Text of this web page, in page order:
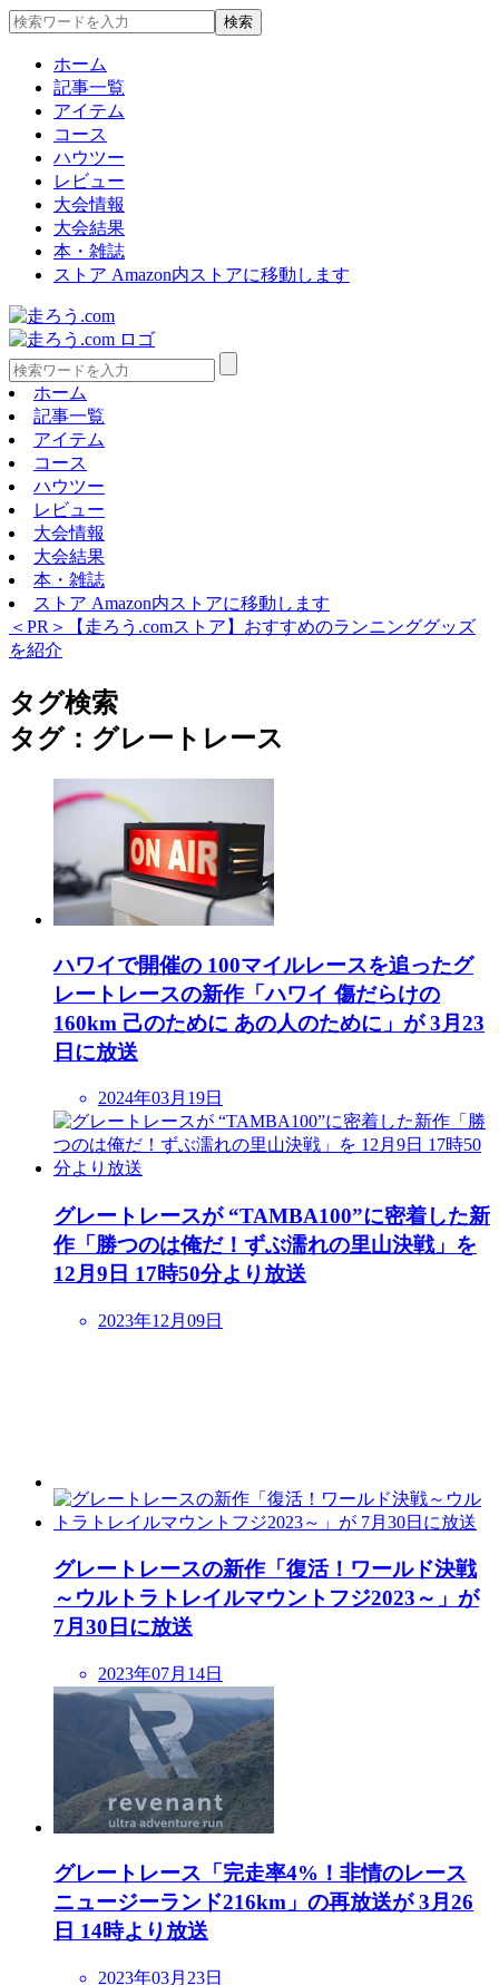
ホーム
記事一覧
アイテム
コース
ハウツー
レビュー
大会情報
大会結果
本・雑誌
ストア Amazon内ストアに移動します
ホーム
記事一覧
アイテム
コース
ハウツー
レビュー
大会情報
大会結果
本・雑誌
ストア Amazon内ストアに移動します
＜PR＞【走ろう.comストア】おすすめのランニンググッズ
を紹介
タグ検索
タグ：グレートレース
ハワイで開催の 100マイルレースを追ったグ
レートレースの新作「ハワイ 傷だらけの
160km 己のために あの人のために」が 3月23
日に放送
2024年03月19日
グレートレースが “TAMBA100”に密着した新
作「勝つのは俺だ！ずぶ濡れの里山決戦」を
12月9日 17時50分より放送
2023年12月09日
グレートレースの新作「復活！ワールド決戦
～ウルトラトレイルマウントフジ2023～」が
7月30日に放送
2023年07月14日
グレートレース「完走率4%！非情のレース
ニュージーランド216km」の再放送が 3月26
日 14時より放送
2023年03月23日